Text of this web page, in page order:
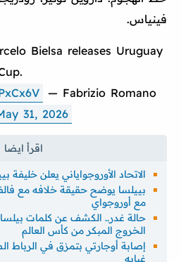
فينياس.
Bielsa releases Uruguay
— Fabrizio Romano
31, 2026
الاتحاد الأوروجواياني يعلن خليفة
بييلسا يوضح حقيقة خلافه مع
مع أوروجواي
حالة غدر.. الكشف عن كلمات بيلسا
الخروج المبكر من كأس العالم
إصابة أوجارتي بتمزق في الرباط
غيابه